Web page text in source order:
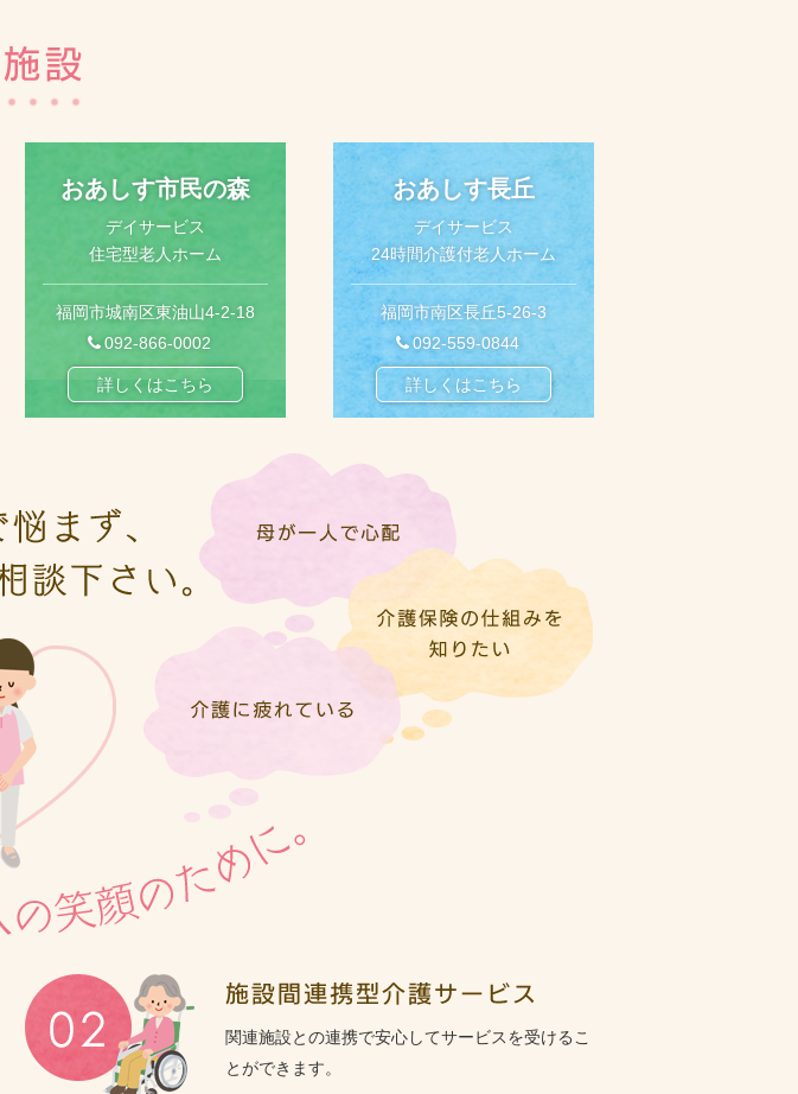
おあしす市民の森
デイサービス
住宅型老人ホーム
福岡市城南区東油山4-2-18
092-866-0002
詳しくはこちら
おあしす長丘
デイサービス
24時間介護付老人ホーム
福岡市南区長丘5-26-3
092-559-0844
詳しくはこちら
関連施設との連携で安心してサービスを受けるこ
とができます。